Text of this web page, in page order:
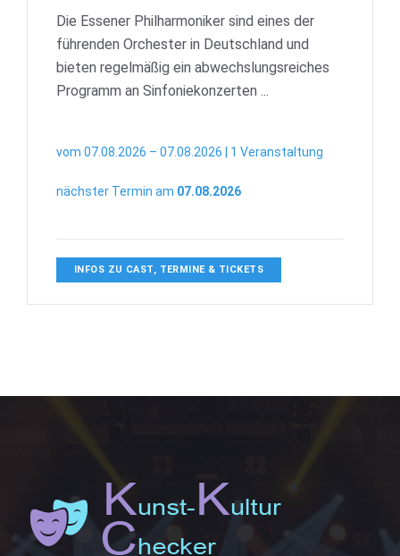
Die Essener Philharmoniker sind eines der
führenden Orchester in Deutschland und
bieten regelmäßig ein abwechslungsreiches
Programm an Sinfoniekonzerten ...
vom 07.08.2026 – 07.08.2026 | 1 Veranstaltung
nächster Termin am 07.08.2026
INFOS ZU CAST, TERMINE & TICKETS